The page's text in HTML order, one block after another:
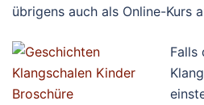
übrigens auch als Online-Kurs
Falls